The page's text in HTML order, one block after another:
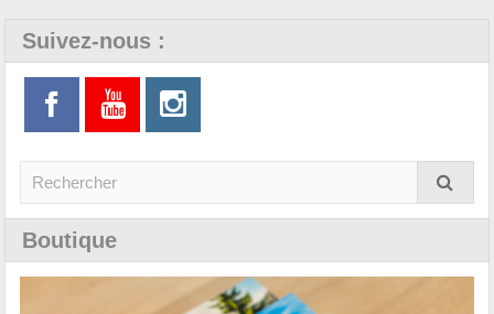
Suivez-nous :
Boutique